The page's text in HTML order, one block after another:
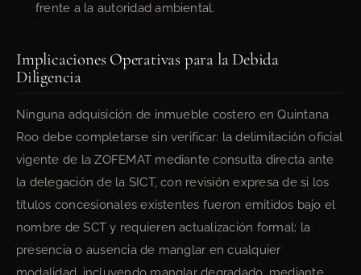
frente a la autoridad ambiental.
Implicaciones Operativas para la Debida
Diligencia
Ninguna adquisición de inmueble costero en Quintana
Roo debe completarse sin verificar: la delimitación oficial
vigente de la ZOFEMAT mediante consulta directa ante
la delegación de la SICT, con revisión expresa de si los
títulos concesionales existentes fueron emitidos bajo el
nombre de SCT y requieren actualización formal; la
presencia o ausencia de manglar en cualquier